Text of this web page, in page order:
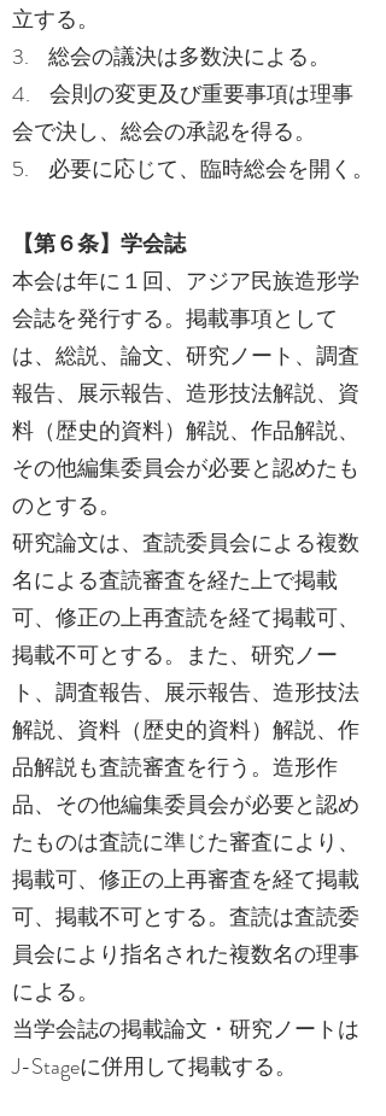
立する。
3. 総会の議決は多数決による。
4. 会則の変更及び重要事項は理事
会で決し、総会の承認を得る。
5. 必要に応じて、臨時総会を開く。
【第６条】学会誌
本会は年に１回、アジア民族造形学
会誌を発行する。掲載事項として
は、総説、論文、研究ノート、調査
報告、展示報告、造形技法解説、資
料（歴史的資料）解説、作品解説、
その他編集委員会が必要と認めたも
のとする。
研究論文は、査読委員会による複数
名による査読審査を経た上で掲載
可、修正の上再査読を経て掲載可、
掲載不可とする。また、研究ノー
ト、調査報告、展示報告、造形技法
解説、資料（歴史的資料）解説、作
品解説も査読審査を行う。造形作
品、その他編集委員会が必要と認め
たものは査読に準じた審査により、
掲載可、修正の上再審査を経て掲載
可、掲載不可とする。査読は査読委
員会により指名された複数名の理事
による。
当学会誌の掲載論文・研究ノートは
J-Stageに併用して掲載する。